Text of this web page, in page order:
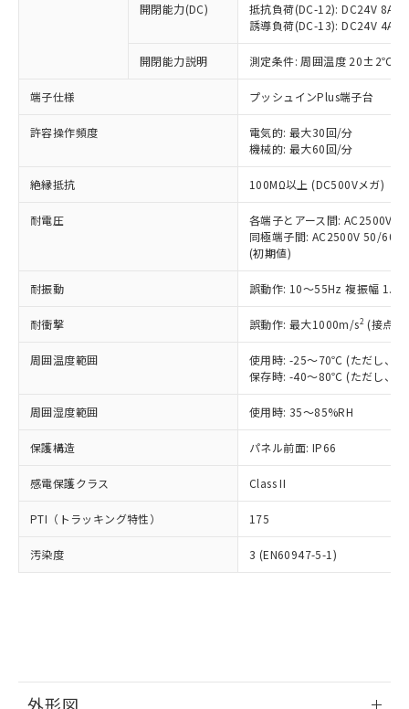
開閉能力(DC)
抵抗負荷(DC-12): DC24V 8A/
誘導負荷(DC-13): DC24V 4A/
開閉能力説明 測定条件: 周囲温度 20±2℃、
端子仕様 プッシュインPlus端子台
許容操作頻度
電気的: 最大30回/分
機械的: 最大60回/分
絶縁抵抗 100MΩ以上 (DC500Vメガ)
耐電圧
各端子とアース間: AC2500V
同極端子間: AC2500V 50/
(初期値)
耐振動 誤動作: 10～55Hz 複振幅
耐衝撃 誤動作: 最大1000m/s2 (接点
周囲温度範囲
使用時: -25～70℃ (ただし、氷
保存時: -40～80℃ (ただし、氷
周囲湿度範囲 使用時: 35～85%RH
保護構造 パネル前面: IP66
感電保護クラス Class II
PTI（トラッキング特性） 175
汚染度 3 (EN60947-5-1)
以下の条件をお読みいただき、同意のうえ
ご利用ください。
本サービスは、当社制御機器事業取扱
商品の当社在庫状況および標準価格
(税抜)を提供させていただくもので
当社制御機器事業取扱商品の中には、
本サービスの対象外となる商品もある
ことをご了承ください。
在庫状況および標準価格照会結果は、
記載している更新日時点での社内デー
タに基づき作成されるものであり、閲
覧された時点での実際の在庫および標
準価格とは異なる場合があることをご
正式な納期状況および標準価格はお客
様のお取引先、またはお客様担当のオ
ムロン制御機器販売店・当社販売員に
オムロン制御機器販売店や当社販売拠
販売ネットワーク
」をご確認
在庫状況および標準価格結果を当社の
事前の承諾なく第三者に漏洩または開
示しないようお願いします。
マイパーツ機能（部品リスト作成サー
ビス）をご利用いただくには、I-Web
品・サービスに関するお客様との取
対応予定なし：EU RoHS指令（10物質）の
非含有に非対応の商品で、対応品を出す予
調査・確認中：EU RoHS指令（10物質）の
非含有の対応状況を調査中または確認中の
商品です。
非該当品：ライセンス料など無形物で、有
害物質有無と関係のない商品です。
仕入先様の事情により、非含有部品として
いたものが、含有品と判明した場合などや
むを得ず変更することがあります。
鉛(Pb) 1000ppm以下、 水銀(Hg) 1000ppm以下、 カド
六価クロム(Cr(Ⅵ)) 1000ppm以下、ポリ臭化ビフェニル
類(PBB) 1000ppm以下、ポリ臭化ジフェニルエーテル類
ルベンジル（BBP） 1000ppm以下、フタル酸ジブチル
（DBP） 1000ppm以下、フタル酸ジイソブチル
但し、RoHS指令で産業用監視および制御機器に対する
適用除外項目は除く。
フタル酸エステル類の４物質については閾値を超える意
図的な使用がないことを確認しています。
部品在庫の切り替え状況などにより、予定
月が前後することがあります。
「○」：最大均質材料含有率が中国RoHSの
基準値以下であることを示します。
「×」：最大均質材料含有率が中国RoHSの
基準値を超えていることを示します。
「－」：未確認です。当社販売部門へお問
*中国RoHS10物質の基準値 (GB/T26572)：
Pb(鉛) :1000ppm、 Hg(水銀) : 1000ppm、 Cd(カドミウ
Cr(Ⅵ)(六価クロム) : 1000ppm、 PBBs(ポリ臭化ビフェ
ニル類) : 1000ppm、 PBDEs(ポリ臭化ジフェニルエーテ
ル類) : 1000ppm、
DBP(フタル酸ジブチル) : 1000ppm、 DIBP(フタル酸ジ
イソブチル) : 1000ppm、 BBP(フタル酸ブチルベンジ
DEHP(フタル酸ビス(2-エチルヘキシル)) : 1000ppm
「ｅ」：有害物質（10物質）のすべてが基
準値以下であることを示します。
「10」：通常の使用状況下において有害物
質が外部に漏えいし、環境に深刻な影響を
及ぼさない年数を意味します。
当社は、これら貴社製品のうち、外国
為替および外国貿易法に定める商品
（以下｢規制貨物等」という）を輸出
または国外への提供する場合は、日本
国政府の輸出許可(または役務取引許
可)を取得するなどの必要な手続きを
当社は規制貨物を破棄する場合は、完
全に破砕するなど、違法に輸出されな
いよう必要な手段を講じます。
当社は貴社製品を、核兵器、ミサイ
ル、化学兵器、生物兵器またはその他
武器並びにこれらの製造装置等に一切
当社は、貴社製品を第三者に販売する
場合は、上記1、2および3の内容を当
該第三者に通知します。また当社は、
販売先および販売に係わる関係者が違
法に輸出するおそれがある場合は、取
り引きをいたしません。
一定数以上の在庫あり
一定数には満たないが在庫あり
在庫なし(最新の在庫状況につ
いては、お客様のお取引先、ま
たはお客様担当のオムロン制御
機器販売店・当社販売員にご確
受注生産機種、また在庫状況の
情報を公開していない機種